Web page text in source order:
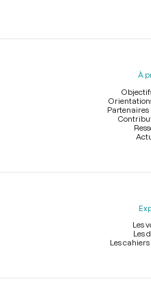
Menu
À
Les
Les
Les